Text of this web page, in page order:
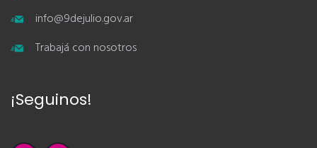
info@9dejulio.gov.ar
Trabajá con nosotros
¡Seguinos!